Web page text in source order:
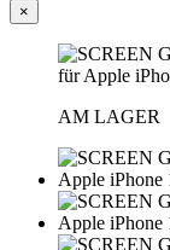
×
AM LAGER